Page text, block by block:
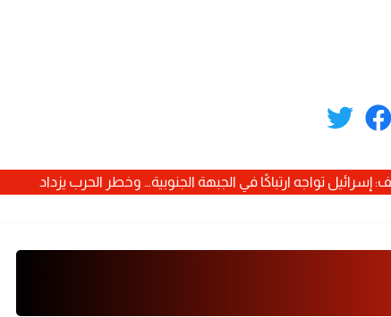
إسرائيل تواجه ارتباكًا في الجبهة الجنوبية… وخطر الحرب يزداد